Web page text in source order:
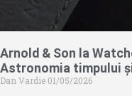
Arnold & Son la
Astronomia timpului
Dan Vardie 01/05/2026